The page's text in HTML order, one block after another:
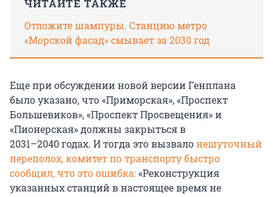
ЧИТАЙТЕ ТАКЖЕ
Отложите шампуры. Станцию метро
«Морской фасад» смывает за 2030 год
Еще при обсуждении новой версии Генплана
было указано, что «Приморская», «Проспект
Большевиков», «Проспект Просвещения» и
«Пионерская» должны закрыться в
2031–2040 годах. И тогда это вызвалонешуточный
переполох, комитет по транспорту быстро
сообщил, что это ошибка:«Реконструкция
указанных станций в настоящее время не